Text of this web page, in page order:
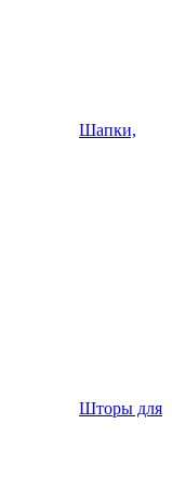
Шапки,
Шторы для